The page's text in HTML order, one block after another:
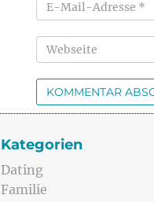
Kategorien
Dating
Familie